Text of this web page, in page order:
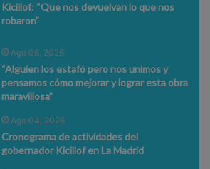
Kicillof: “Que nos devuelvan lo que nos
robaron”
Ago 06, 2026
“Alguien los estafó pero nos unimos y
pensamos cómo mejorar y lograr esta obra
maravillosa”
Ago 04, 2026
Cronograma de actividades del
gobernador Kicillof en La Madrid